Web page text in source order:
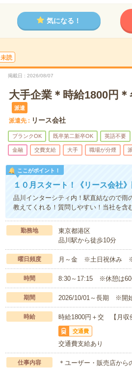
気になる！
未読
掲載日 2026/08/07
大手企業＊時給1800円
派遣
派遣先 リース会社
ブランクOK 既卒第二新卒OK 英語不要
金融 交費支給 大手 職場が分煙
ここがポイント！
１０月スタート！《リース会社
品川インターシティ内！駅直結なので
教えてくれる！質問しやすい！当社を含
勤務地
東京都港区
品川駅から徒歩10分
曜日頻度 月～金 ※土日祝休み ※
時間 8:30～17:15 ※休憩は60
期間 2026/10/01～長期 ※開
時給 時給1800円＋交 【月収
交通費
交通費支給あり
仕事内容
＊ユーザー・販売店か